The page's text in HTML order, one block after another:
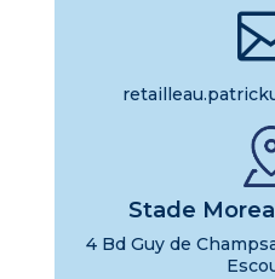
Stade
4 Bd Guy de